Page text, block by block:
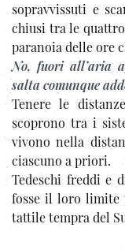
sopravvissuti e
chiusi tra le
paranoia delle ore
No, fuori all’aria
salta comunque
Tenere le
scoprono tra i
vivono nella
ciascuno a priori.
Tedeschi freddi e
fosse il loro limite
tattile tempra del